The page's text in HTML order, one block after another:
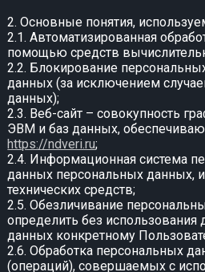
2. Основные понятия,
2.1. Автоматизированная
помощью средств
2.2. Блокирование
данных (за исключением
данных);
2.3. Веб-сайт – совокупность
ЭВМ и баз данных,
https://ndveri.ru;
2.4. Информационная система
данных персональных данных,
технических средств;
2.5. Обезличивание
определить без
данных конкретному
2.6. Обработка персональных
(операций), совершаемых с